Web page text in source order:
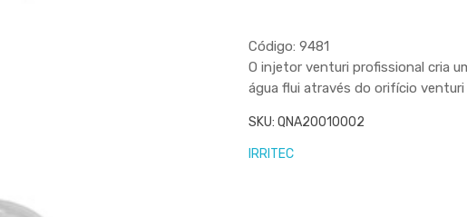
Código: 9481
O injetor venturi profissional cria
água flui através do orifício
SKU:QNA20010002
IRRITEC